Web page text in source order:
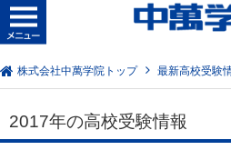
株式会社中萬学院トップ 最新高校受験
2017年の高校受験情報